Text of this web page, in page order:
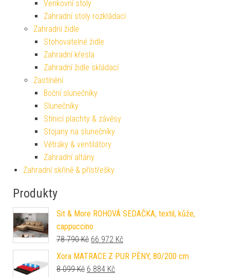
Venkovní stoly
Zahradní stoly rozkládací
Zahradní židle
Stohovatelné židle
Zahradní křesla
Zahradní židle skládací
Zastínění
Boční slunečníky
Slunečníky
Stínicí plachty & závěsy
Stojany na slunečníky
Větráky & ventilátory
Zahradní altány
Zahradní skříně & přístřešky
Produkty
Sit & More ROHOVÁ SEDAČKA, textil, kůže,
cappuccino
78 790Kč Původní cena byla: 78 790 Kč.
66 972 KčAktuální cena je: 66 972 Kč.
Xora MATRACE Z PUR PĚNY, 80/200 cm
8 099Kč Původní cena byla: 8 099 Kč.
6 884 KčAktuální cena je: 6 884 Kč.